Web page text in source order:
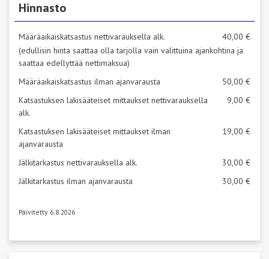
Hinnasto
Määräaikaiskatsastus nettivarauksella alk.
40,00 €
(edullisin hinta saattaa olla tarjolla vain valittuina ajankohtina ja
saattaa edellyttää nettimaksua)
Määräaikaiskatsastus ilman ajanvarausta
50,00 €
Katsastuksen lakisääteiset mittaukset nettivarauksella
alk.
9,00 €
Katsastuksen lakisääteiset mittaukset ilman
ajanvarausta
19,00 €
Jälkitarkastus nettivarauksella alk.
30,00 €
Jälkitarkastus ilman ajanvarausta
30,00 €
Päivitetty 6.8.2026